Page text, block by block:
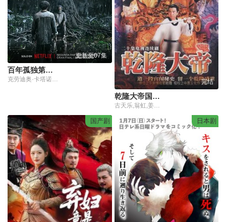
更新至07集
百年孤独第二季
克劳迪奥·卡塔诺,玛莉达·索托,罗兰·索菲亚,阿基玛,维尼亚·马查多,赫苏斯-雷耶斯,戴里斯·范·格里肯,Rubén Alberto Prado Restrepo,Rashed Estefenn,安立奎·波维达,路易斯·费尔南多·吉尔,安吉拉·杜阿尔特,Cecilia Ramírez,Leonardo Aldana De Hoyos,Johanna Angulo 完结
乾隆大帝国语版
古天乐,翁虹,姜大卫,麦家琪,魏秋桦,何宝生,雪梨
国产剧 日本剧